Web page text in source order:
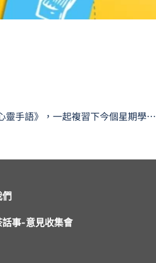
大家好！今集《心靈手語》，一起複習下今個星期學過嘅手語生字啦。
話事-意見收集會